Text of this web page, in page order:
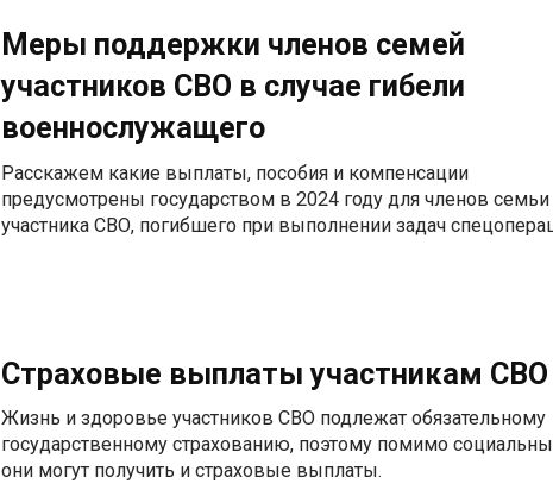
Меры поддержки членов семей
участников СВО в случае гибели
военнослужащего
Расскажем какие выплаты, пособия и компенсации
предусмотрены государством в 2024 году для членов семьи
участника СВО, погибшего при выполнении задач
Страховые выплаты участникам СВО
Жизнь и здоровье участников СВО подлежат обязательному
государственному страхованию, поэтому помимо
они могут получить и страховые выплаты.